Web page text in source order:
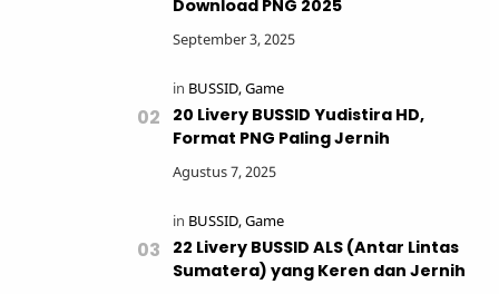
Download PNG 2025
20 Livery BUSSID Yudistira HD,
Format PNG Paling Jernih
22 Livery BUSSID ALS (Antar Lintas
Sumatera) yang Keren dan Jernih